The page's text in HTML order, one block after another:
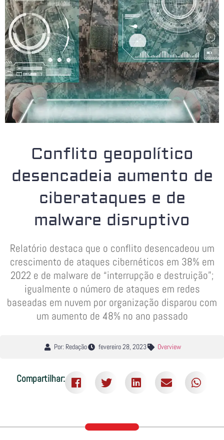
Conflito geopolítico
desencadeia aumento de
ciberataques e de
malware disruptivo
Relatório destaca que o conflito desencadeou um
crescimento de ataques cibernéticos em 38% em
2022 e de malware de “interrupção e destruição”;
igualmente o número de ataques em redes
baseadas em nuvem por organização disparou com
um aumento de 48% no ano passado
Por: Redação fevereiro 28, 2023 Overview
Compartilhar: